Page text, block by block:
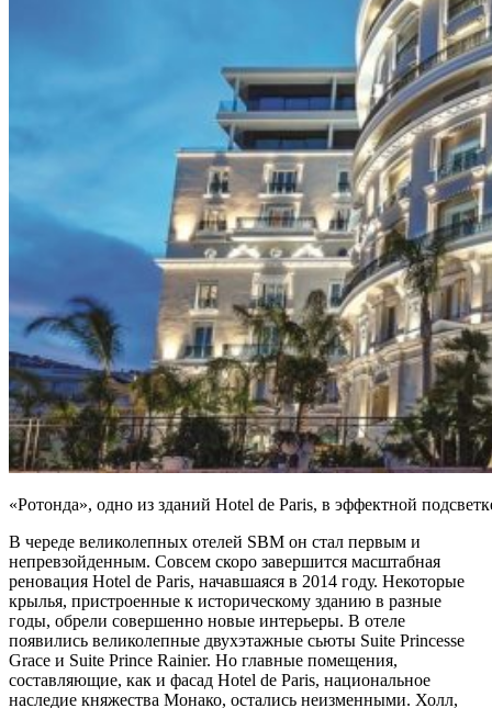
«Ротонда», одно из зданий Hotel de Paris, в эффектной
В череде великолепных отелей SBM он стал первым и
непревзойденным. Совсем скоро завершится масштабная
реновация Hotel de Paris, начавшаяся в 2014 году. Некоторые
крылья, пристроенные к историческому зданию в разные
годы, обрели совершенно новые интерьеры. В отеле
появились великолепные двухэтажные сьюты Suite Princesse
Grace и Suite Prince Rainier. Но главные помещения,
составляющие, как и фасад Hotel de Paris, национальное
наследие княжества Монако, остались неизменными. Холл,